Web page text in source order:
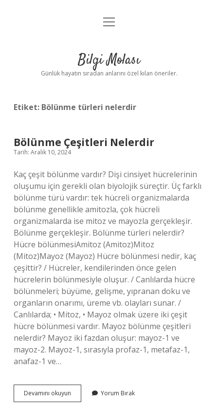
Anasayfa
Yasal Uyarı
menüyü
Bilgi Molası
Günlük hayatın sıradan anlarını özel kılan öneriler.
Etiket: Bölünme türleri nelerdir
Bölünme Çeşitleri Nelerdir
Tarih: Aralık 10, 2024
Kaç çeşit bölünme vardır? Dişi cinsiyet hücrelerinin
oluşumu için gerekli olan biyolojik süreçtir. Üç farklı
bölünme türü vardır: tek hücreli organizmalarda
bölünme genellikle amitozla, çok hücreli
organizmalarda ise mitoz ve mayozla gerçekleşir.
Bölünme gerçekleşir. Bölünme türleri nelerdir?
Hücre bölünmesiAmitoz (Amitoz)Mitoz
(Mitoz)Mayoz (Mayoz) Hücre bölünmesi nedir, kaç
çeşittir? / Hücreler, kendilerinden önce gelen
hücrelerin bölünmesiyle oluşur. / Canlılarda hücre
bölünmeleri; büyüme, gelişme, yıpranan doku ve
organların onarımı, üreme vb. olayları sunar. /
Canlılarda; • Mitoz, • Mayoz olmak üzere iki çeşit
hücre bölünmesi vardır. Mayoz bölünme çeşitleri
nelerdir? Mayoz iki fazdan oluşur: mayoz-1 ve
mayoz-2. Mayoz-1, sırasıyla profaz-1, metafaz-1,
anafaz-1 ve…
Devamını okuyun Bölünme
Çeşitleri
Yorum Bırak